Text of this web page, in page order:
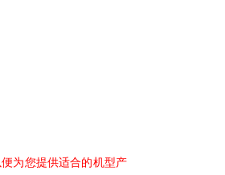
为您提供适合的机型产